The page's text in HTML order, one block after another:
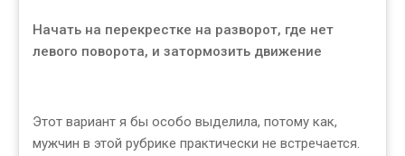
Начать на перекрестке на разворот, где нет
левого поворота, и затормозить движение
Этот вариант я бы особо выделила, потому как,
мужчин в этой рубрике практически не встречается.